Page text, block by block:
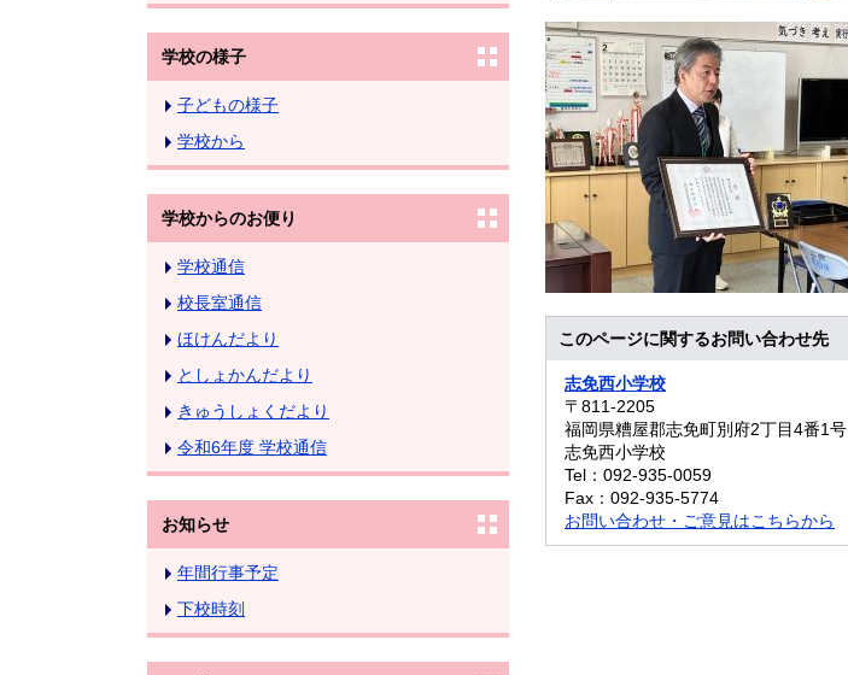
学校の様子
子どもの様子
学校から
学校からのお便り
学校通信
校長室通信
ほけんだより
としょかんだより
きゅうしょくだより
令和6年度 学校通信
お知らせ
年間行事予定
下校時刻
このページに関するお問い合わせ先
志免西小学校
〒811-2205
福岡県糟屋郡志免町別府2丁目4番1号
志免西小学校
Tel：092-935-0059
Fax：092-935-5774
お問い合わせ・ご意見はこちらから